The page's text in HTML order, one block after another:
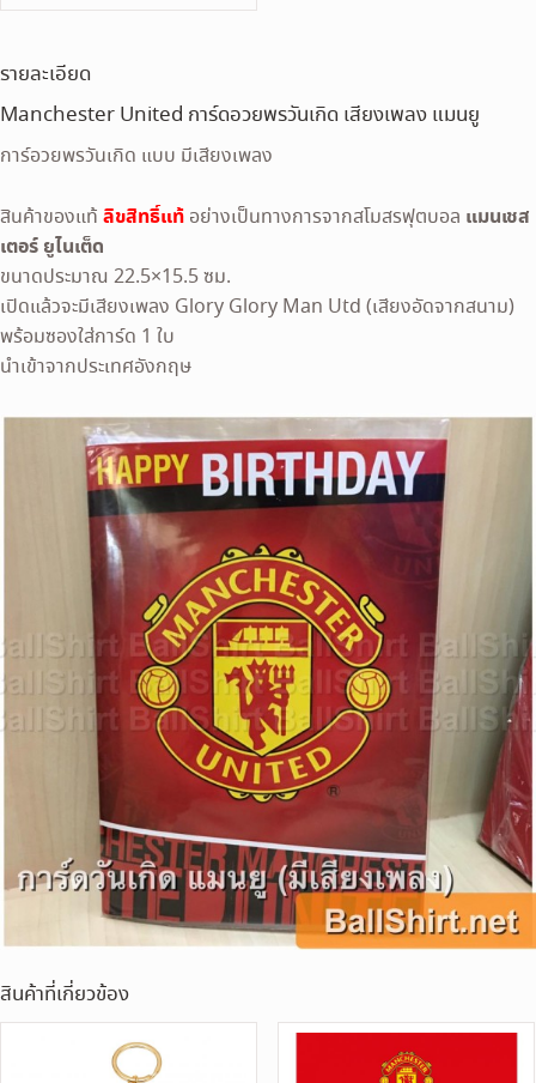
รายละเอียด
Manchester United การ์ดอวยพรวันเกิด เสียงเพลง แมนยู
การ์อวยพรวันเกิด แบบ มีเสียงเพลง
สินค้าของแท้ ลิขสิทธิ์แท้ อย่างเป็นทางการจากสโมสรฟุตบอล แมนเชส
เตอร์ ยูไนเต็ด
ขนาดประมาณ 22.5×15.5 ซม.
เปิดแล้วจะมีเสียงเพลง Glory Glory Man Utd (เสียงอัดจากสนาม)
พร้อมซองใส่การ์ด 1 ใบ
นำเข้าจากประเทศอังกฤษ
สินค้าที่เกี่ยวข้อง